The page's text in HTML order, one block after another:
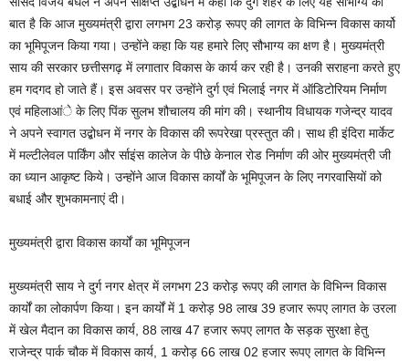
बात है कि आज मुख्यमंत्री द्वारा लगभग 23 करोड़ रूपए की लागत के विभिन्न विकास कार्यो
का भूमिपूजन किया गया। उन्होंने कहा कि यह हमारे लिए सौभाग्य का क्षण है। मुख्यमंत्री
साय की सरकार छत्तीसगढ़ में लगातार विकास के कार्य कर रही है। उनकी सराहना करते हुए
हम गदगद हो जाते हैं। इस अवसर पर उन्होंने दुर्ग एवं भिलाई नगर में ऑडिटोरियम निर्माण
एवं महिलाआंे के लिए पिंक सुलभ शौचालय की मांग की। स्थानीय विधायक गजेन्द्र यादव
ने अपने स्वागत उद्बोधन में नगर के विकास की रूपरेखा प्रस्तुत की। साथ ही इंदिरा मार्केट
में मल्टीलेवल पार्किंग और र्साइंस कालेज के पीछे केनाल रोड निर्माण की ओर मुख्यमंत्री जी
का ध्यान आकृष्ट किये। उन्होंने आज विकास कार्यों के भूमिपूजन के लिए नगरवासियों को
बधाई और शुभकामनाएं दी।
मुख्यमंत्री द्वारा विकास कार्यों का भूमिपूजन
मुख्यमंत्री साय ने दुर्ग नगर क्षेत्र में लगभग 23 करोड़ रूपए की लागत के विभिन्न विकास
कार्यों का लोकार्पण किया। इन कार्यों में 1 करोड़ 98 लाख 39 हजार रूपए लागत के उरला
में खेल मैदान का विकास कार्य, 88 लाख 47 हजार रूपए लागत केेे सड़क सुरक्षा हेतु
राजेन्द्र पार्क चौक में विकास कार्य, 1 करोड़ 66 लाख 02 हजार रूपए लागत के विभिन्न